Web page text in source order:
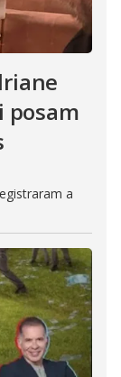
posam
a